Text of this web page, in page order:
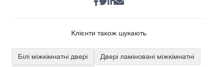
Клієнти також шукають
Білі міжкімнатні двері Двері ламіновані міжкімнатні